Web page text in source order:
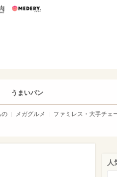
うまい肉
うまいパン
の メガグルメ ファミレス・大手チェ
人